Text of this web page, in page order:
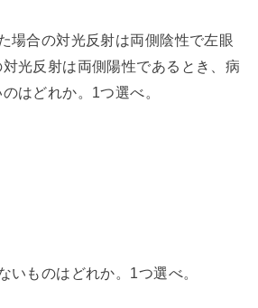
合の対光反射は両側陰性で左眼
光反射は両側陽性であるとき、病
はどれか。1つ選べ。
ものはどれか。1つ選べ。